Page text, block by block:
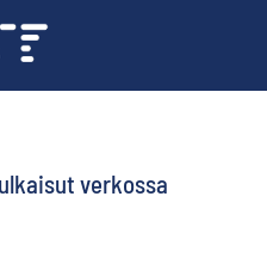
verkossa